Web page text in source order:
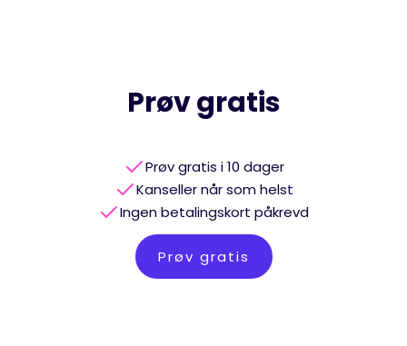
Prøv gratis
Prøv gratis i 10 dager
Kanseller når som helst
Ingen betalingskort påkrevd
Prøv gratis